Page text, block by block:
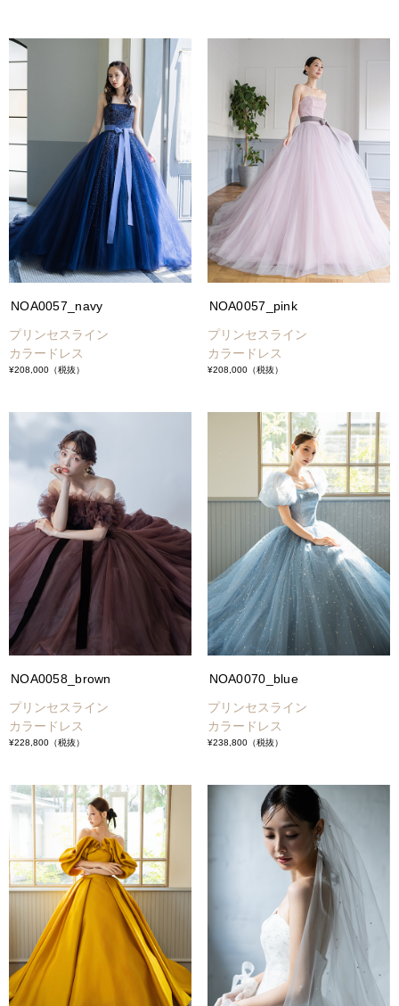
NOA0057_navy
プリンセスライン
カラードレス
¥208,000 （税抜）
NOA0057_pink
プリンセスライン
カラードレス
¥208,000（税抜）
NOA0058_brown
プリンセスライン
カラードレス
¥228,800 （税抜）
NOA0070_blue
プリンセスライン
カラードレス
¥238,800（税抜）